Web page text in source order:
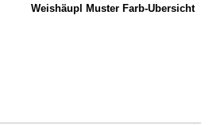
Weishäupl Muster Farb-Übersicht